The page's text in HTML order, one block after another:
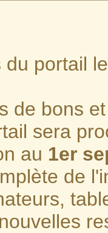
portail
de bons
sera
au 1er
de